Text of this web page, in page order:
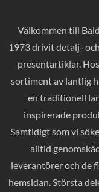
Välkommen till
1973 drivit detalj-
presentartiklar.
sortiment av lantlig
en traditionell
inspirerade
Samtidigt som vi
alltid
leverantörer och de
hemsidan. Största